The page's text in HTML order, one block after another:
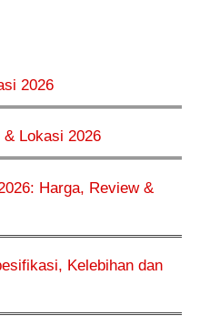
2026
& Lokasi 2026
Harga, Review &
Kelebihan dan